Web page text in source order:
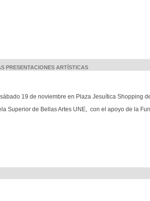
PRESENTACIONES ARTÍSTICAS
19 de noviembre en Plaza Jesuítica Shopping
Superior de Bellas Artes UNE, con el apoyo de la